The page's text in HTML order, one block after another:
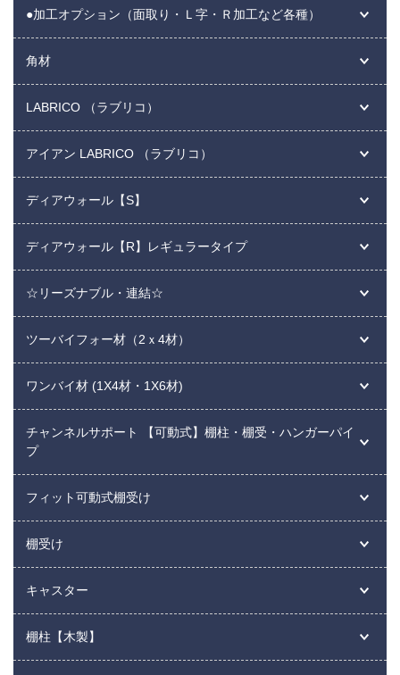
●加工オプション（面取り・Ｌ字・Ｒ加工など各種）
角材
LABRICO （ラブリコ）
アイアン LABRICO （ラブリコ）
ディアウォール【S】
ディアウォール【R】レギュラータイプ
☆リーズナブル・連結☆
ツーバイフォー材（2ｘ4材）
ワンバイ材 (1X4材・1X6材)
チャンネルサポート 【可動式】棚柱・棚受・ハンガーパイ
プ
フィット可動式棚受け
棚受け
キャスター
棚柱【木製】